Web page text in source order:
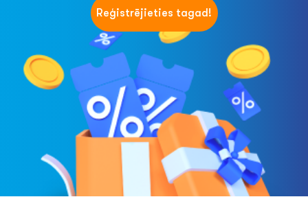
Reģistrējieties tagad!